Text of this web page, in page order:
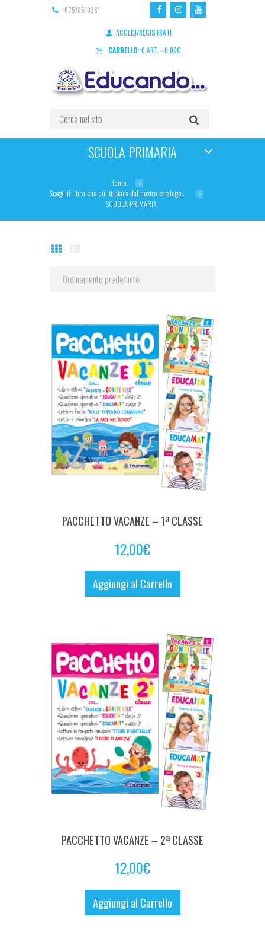
075/8510381
ACCEDI/REGISTRATI
CARRELLO: 0 ART. - 0,00€
SCUOLA PRIMARIA
Home
Scegli il libro che più ti piace dal nostro catalogo…
SCUOLA PRIMARIA
PACCHETTO VACANZE – 1ª CLASSE
12,00€
Aggiungi al Carrello
PACCHETTO VACANZE – 2ª CLASSE
12,00€
Aggiungi al Carrello